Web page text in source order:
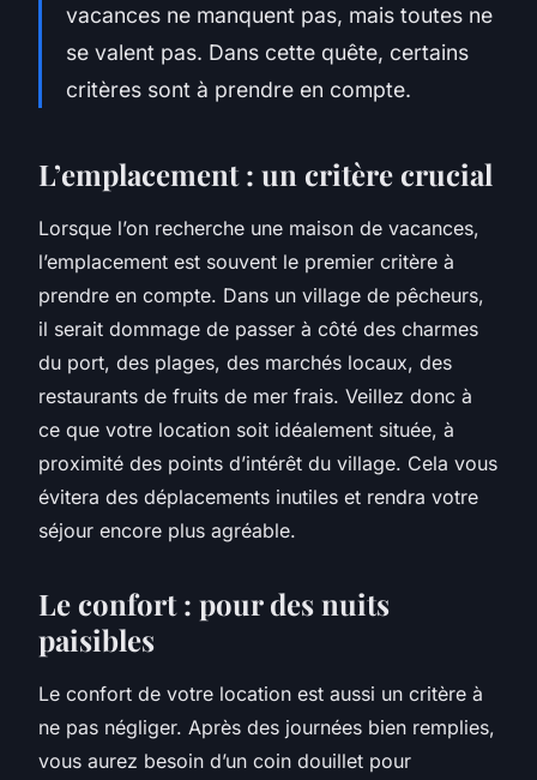
vacances ne manquent pas, mais toutes ne
se valent pas. Dans cette quête, certains
critères sont à prendre en compte.
L’emplacement : un critère crucial
Lorsque l’on recherche une maison de vacances,
l’emplacement est souvent le premier critère à
prendre en compte. Dans un village de pêcheurs,
il serait dommage de passer à côté des charmes
du port, des plages, des marchés locaux, des
restaurants de fruits de mer frais. Veillez donc à
ce que votre location soit idéalement située, à
proximité des points d’intérêt du village. Cela vous
évitera des déplacements inutiles et rendra votre
séjour encore plus agréable.
Le confort : pour des nuits
paisibles
Le confort de votre location est aussi un critère à
ne pas négliger. Après des journées bien remplies,
vous aurez besoin d’un coin douillet pour